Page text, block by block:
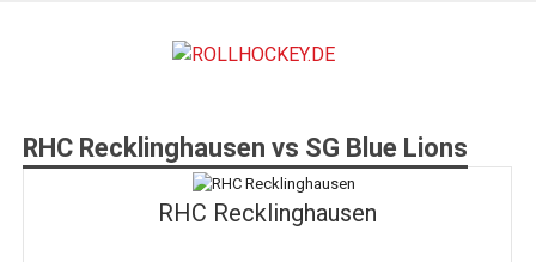
RHC Recklinghausen vs SG Blue Lions
RHC Recklinghausen